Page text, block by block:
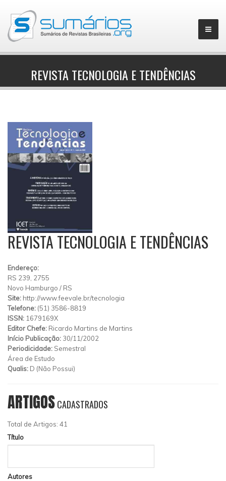
▼
REVISTA TECNOLOGIA E TENDÊNCIAS
REVISTA TECNOLOGIA E TENDÊNCIAS
Endereço:
RS 239, 2755
Novo Hamburgo / RS
Site: http://www.feevale.br/tecnologia
Telefone: (51) 3586-8819
ISSN: 1679169X
Editor Chefe: Ricardo Martins de Martins
Início Publicação: 30/11/2002
Periodicidade: Semestral
Área de Estudo
Qualis: D (Não Possui)
ARTIGOSCADASTRADOS
Total de Artigos: 41
Título
Autores